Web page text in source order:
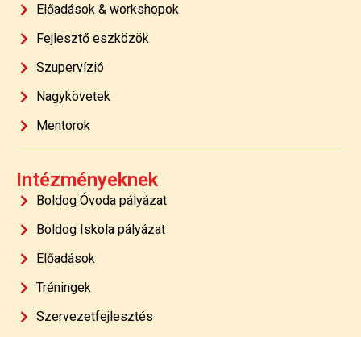
Előadások & workshopok
Fejlesztő eszközök
Szupervízió
Nagykövetek
Mentorok
Intézményeknek
Boldog Óvoda pályázat
Boldog Iskola pályázat
Előadások
Tréningek
Szervezetfejlesztés